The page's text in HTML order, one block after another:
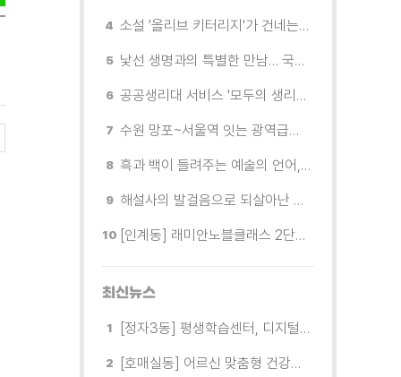
소설 '올리브 키터리지'가 건네는 삶과 연민의 철학
낯선 생명과의 특별한 만남… 국제전 《패트리샤 피치니니: 킨쉽》
공공생리대 서비스 '모두의 생리대' 시범 운영...수원시청·4개 구청 등에 지급기 설치
수원 망포~서울역 잇는 광역급행버스 M5165번, 8월 3일 개통
흑과 백이 들려주는 예술의 언어, 수원시립미술관 소장품전《블랑 블랙 파노라마》
해설사의 발걸음으로 되살아난 수원의 독립운동 역사
[인계동] 래미안노블클래스 2단지 경로당, 무더위 속 독거노인에게 '따뜻한 한 끼' 대접
최신뉴스
[정자3동] 평생학습센터, 디지털 생활문해교실 개강
[호매실동] 어르신 맞춤형 건강특화사업 「은빛반짝 실버종이공방」 운영